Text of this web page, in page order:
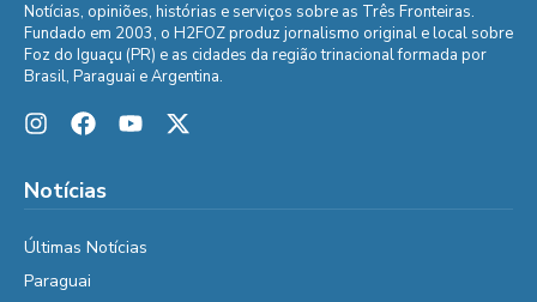
Notícias, opiniões, histórias e serviços sobre as Três Fronteiras.
Fundado em 2003, o H2FOZ produz jornalismo original e local sobre
Foz do Iguaçu (PR) e as cidades da região trinacional formada por
Brasil, Paraguai e Argentina.
Notícias
Últimas Notícias
Paraguai